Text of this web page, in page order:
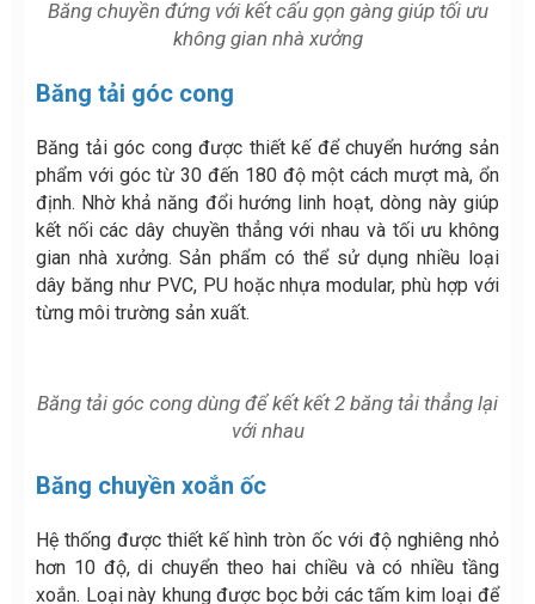
Băng chuyền đứng với kết cấu gọn gàng giúp tối ưu
không gian nhà xưởng
Băng tải góc cong
Băng tải góc cong được thiết kế để chuyển hướng sản
phẩm với góc từ 30 đến 180 độ một cách mượt mà, ổn
định. Nhờ khả năng đổi hướng linh hoạt, dòng này giúp
kết nối các dây chuyền thẳng với nhau và tối ưu không
gian nhà xưởng. Sản phẩm có thể sử dụng nhiều loại
dây băng như PVC, PU hoặc nhựa modular, phù hợp với
từng môi trường sản xuất.
Băng tải góc cong dùng để kết kết 2 băng tải thẳng lại
với nhau
Băng chuyền xoắn ốc
Hệ thống được thiết kế hình tròn ốc với độ nghiêng nhỏ
hơn 10 độ, di chuyển theo hai chiều và có nhiều tầng
xoắn. Loại này khung được bọc bởi các tấm kim loại để